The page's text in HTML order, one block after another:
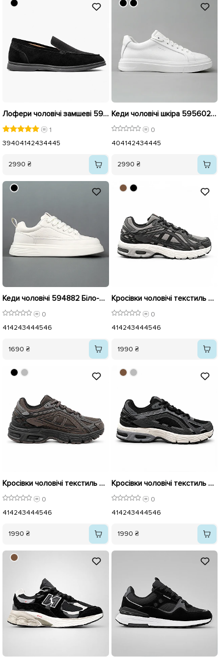
Лофери чоловічі замшеві 595597 Чорні
1
39404142434445
2990 ₴
Кеди чоловічі шкіра 595602 Білі
0
404142434445
2990 ₴
Кеди чоловічі 594882 Біло-молочні
0
414243444546
1690 ₴
Кросівки чоловічі текстиль 596157 Темно сірі
0
414243444546
1990 ₴
Кросівки чоловічі текстиль 596155 Коричневі
0
414243444546
1990 ₴
Кросівки чоловічі текстиль 596156 Чорні
0
414243444546
1990 ₴